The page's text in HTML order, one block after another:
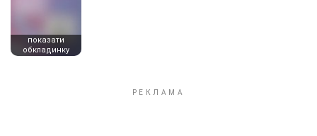
показати
обкладинку